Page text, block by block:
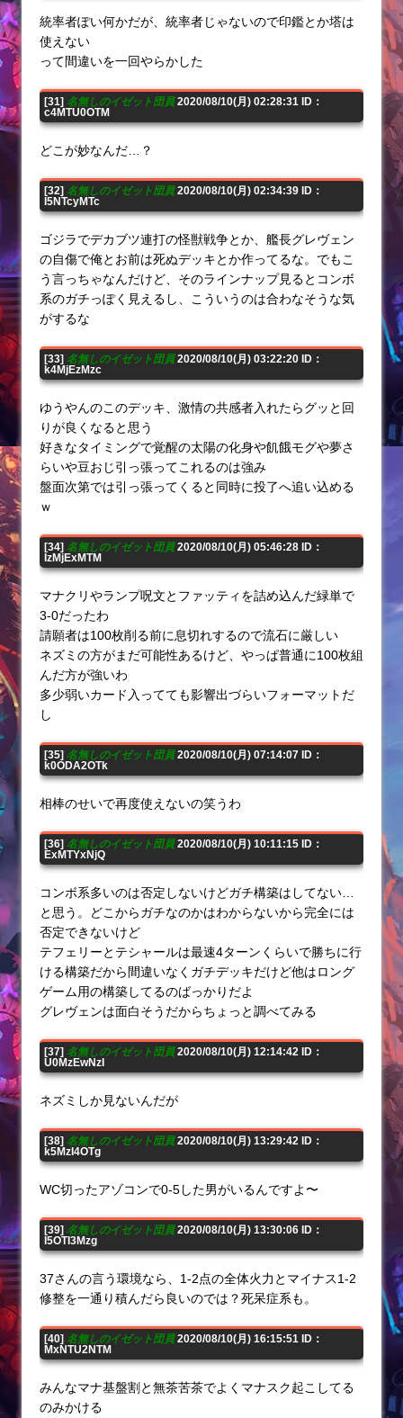
統率者ぽい何かだが、統率者じゃないので印鑑とか塔は
使えない
って間違いを一回やらかした
[31] 名無しのイゼット団員2020/08/10(月) 02:28:31 ID：
c4MTU0OTM
どこが妙なんだ…？
[32] 名無しのイゼット団員2020/08/10(月) 02:34:39 ID：
I5NTcyMTc
ゴジラでデカブツ連打の怪獣戦争とか、艦長グレヴェン
の自傷で俺とお前は死ぬデッキとか作ってるな。でもこ
う言っちゃなんだけど、そのラインナップ見るとコンボ
系のガチっぽく見えるし、こういうのは合わなそうな気
がするな
[33] 名無しのイゼット団員2020/08/10(月) 03:22:20 ID：
k4MjEzMzc
ゆうやんのこのデッキ、激情の共感者入れたらグッと回
りが良くなると思う
好きなタイミングで覚醒の太陽の化身や飢餓モグや夢さ
らいや豆おじ引っ張ってこれるのは強み
盤面次第では引っ張ってくると同時に投了へ追い込める
ｗ
[34] 名無しのイゼット団員2020/08/10(月) 05:46:28 ID：
IzMjExMTM
マナクリやランプ呪文とファッティを詰め込んだ緑単で
3-0だったわ
請願者は100枚削る前に息切れするので流石に厳しい
ネズミの方がまだ可能性あるけど、やっぱ普通に100枚組
んだ方が強いわ
多少弱いカード入ってても影響出づらいフォーマットだ
し
[35] 名無しのイゼット団員2020/08/10(月) 07:14:07 ID：
k0ODA2OTk
相棒のせいで再度使えないの笑うわ
[36] 名無しのイゼット団員2020/08/10(月) 10:11:15 ID：
ExMTYxNjQ
コンボ系多いのは否定しないけどガチ構築はしてない…
と思う。どこからガチなのかはわからないから完全には
否定できないけど
テフェリーとテシャールは最速4ターンくらいで勝ちに行
ける構築だから間違いなくガチデッキだけど他はロング
ゲーム用の構築してるのばっかりだよ
グレヴェンは面白そうだからちょっと調べてみる
[37] 名無しのイゼット団員2020/08/10(月) 12:14:42 ID：
U0MzEwNzI
ネズミしか見ないんだが
[38] 名無しのイゼット団員2020/08/10(月) 13:29:42 ID：
k5MzI4OTg
WC切ったアゾコンで0-5した男がいるんですよ〜
[39] 名無しのイゼット団員2020/08/10(月) 13:30:06 ID：
I5OTI3Mzg
37さんの言う環境なら、1-2点の全体火力とマイナス1-2
修整を一通り積んだら良いのでは？死呆症系も。
[40] 名無しのイゼット団員2020/08/10(月) 16:15:51 ID：
MxNTU2NTM
みんなマナ基盤割と無茶苦茶でよくマナスク起こしてる
のみかける